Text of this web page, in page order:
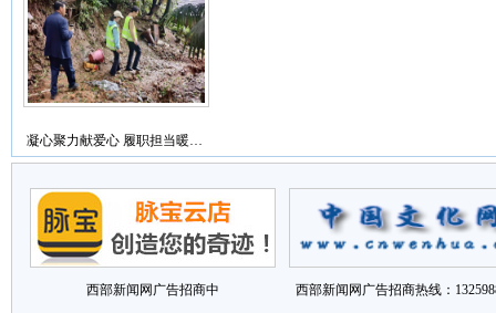
凝心聚力献爱心 履职担当暖…
西部新闻网广告招商中 西部新闻网广告招商热线：